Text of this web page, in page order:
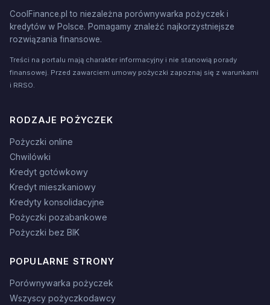
CoolFinance.pl to niezależna porównywarka pożyczek i
kredytów w Polsce. Pomagamy znaleźć najkorzystniejsze
rozwiązania finansowe.
Treści na portalu mają charakter informacyjny i nie stanowią porady
finansowej. Przed zawarciem umowy pożyczki zapoznaj się z warunkami
i RRSO.
RODZAJE POŻYCZEK
Pożyczki online
Chwilówki
Kredyt gotówkowy
Kredyt mieszkaniowy
Kredyty konsolidacyjne
Pożyczki pozabankowe
Pożyczki bez BIK
POPULARNE STRONY
Porównywarka pożyczek
Wszyscy pożyczkodawcy